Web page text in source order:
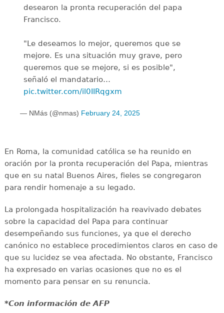
desearon la pronta recuperación del papa
Francisco.
"Le deseamos lo mejor, queremos que se
mejore. Es una situación muy grave, pero
queremos que se mejore, si es posible",
señaló el mandatario…
pic.twitter.com/il0IIRqgxm
— NMás (@nmas) February 24, 2025
En Roma, la comunidad católica se ha reunido en
oración por la pronta recuperación del Papa, mientras
que en su natal Buenos Aires, fieles se congregaron
para rendir homenaje a su legado.
La prolongada hospitalización ha reavivado debates
sobre la capacidad del Papa para continuar
desempeñando sus funciones, ya que el derecho
canónico no establece procedimientos claros en caso de
que su lucidez se vea afectada. No obstante, Francisco
ha expresado en varias ocasiones que no es el
momento para pensar en su renuncia.
*Con información de AFP